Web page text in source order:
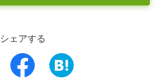
シェアする